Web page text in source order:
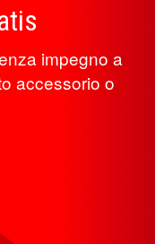
impegno a
accessorio o